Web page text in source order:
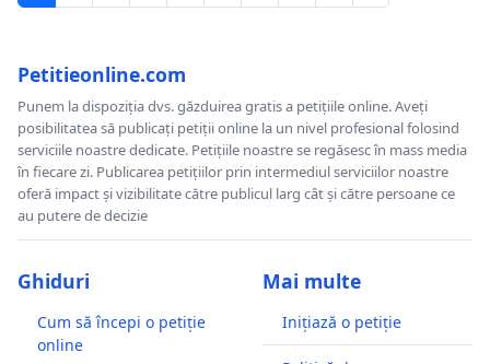
Petitieonline.com
Punem la dispoziția dvs. găzduirea gratis a petițiile online. Aveți
posibilitatea să publicați petiții online la un nivel profesional folosind
serviciile noastre dedicate. Petițiile noastre se regăsesc în mass media
în fiecare zi. Publicarea petițiilor prin intermediul serviciilor noastre
oferă impact și vizibilitate către publicul larg cât și către persoane ce
au putere de decizie
Ghiduri
Cum să începi o petiție
online
Mai multe
Inițiază o petiție